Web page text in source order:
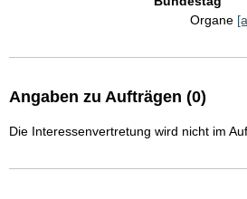
Organe
Angaben zu Aufträgen (0)
Die Interessenvertretung wird nicht im